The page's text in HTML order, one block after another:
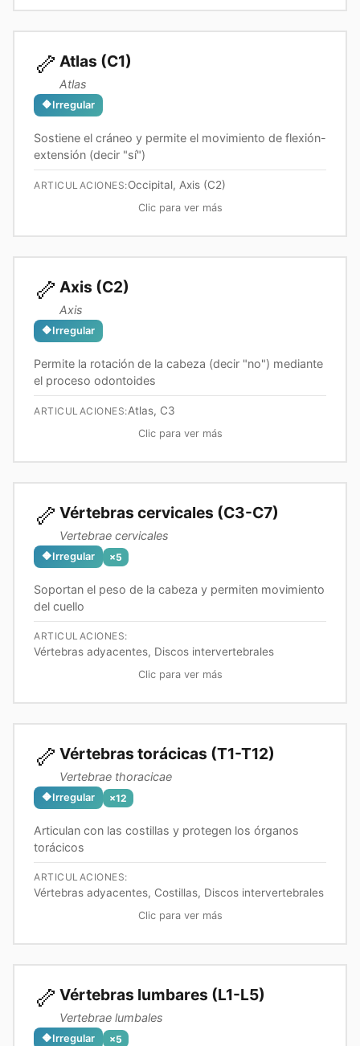
🦴 Atlas (C1)
Atlas
🔶Irregular
Sostiene el cráneo y permite el movimiento de flexión-
extensión (decir "sí")
ARTICULACIONES:Occipital, Axis (C2)
Clic para ver más
🦴 Axis (C2)
Axis
🔶Irregular
Permite la rotación de la cabeza (decir "no") mediante
el proceso odontoides
ARTICULACIONES:Atlas, C3
Clic para ver más
🦴 Vértebras cervicales (C3-C7)
Vertebrae cervicales
🔶Irregular ×5
Soportan el peso de la cabeza y permiten movimiento
del cuello
ARTICULACIONES:
Vértebras adyacentes, Discos intervertebrales
Clic para ver más
🦴 Vértebras torácicas (T1-T12)
Vertebrae thoracicae
🔶Irregular ×12
Articulan con las costillas y protegen los órganos
torácicos
ARTICULACIONES:
Vértebras adyacentes, Costillas, Discos intervertebrales
Clic para ver más
🦴 Vértebras lumbares (L1-L5)
Vertebrae lumbales
🔶Irregular ×5